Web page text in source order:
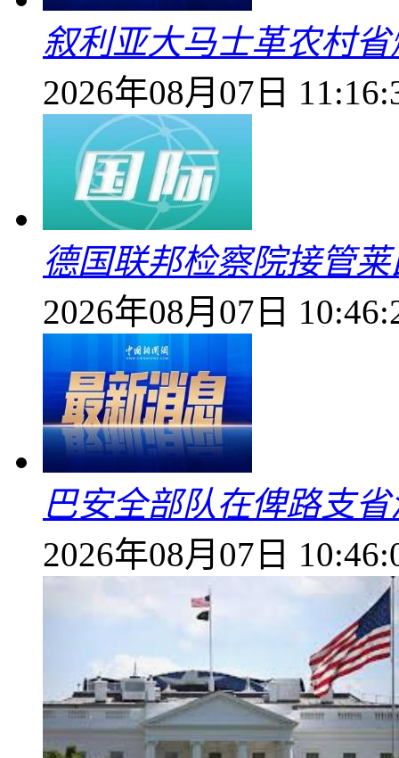
叙利亚大马士革农村
2026年08月07日
德国联邦检察院接管
2026年08月07日
巴安全部队在俾路支
2026年08月07日